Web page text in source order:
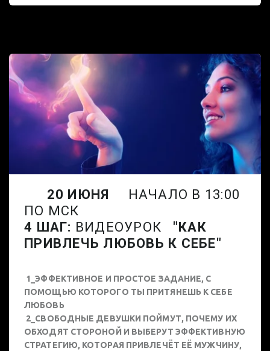
20 ИЮНЯ НАЧАЛО В 13:00
ПО МСК
4 ШАГ: ВИДЕОУРОК "КАК
ПРИВЛЕЧЬ ЛЮБОВЬ К СЕБЕ"
1_ЭФФЕКТИВНОЕ И ПРОСТОЕ ЗАДАНИЕ, С
ПОМОЩЬЮ КОТОРОГО ТЫ ПРИТЯНЕШЬ К СЕБЕ
ЛЮБОВЬ
2_СВОБОДНЫЕ ДЕВУШКИ ПОЙМУТ, ПОЧЕМУ ИХ
ОБХОДЯТ СТОРОНОЙ И ВЫБЕРУТ ЭФФЕКТИВНУЮ
СТРАТЕГИЮ, КОТОРАЯ ПРИВЛЕЧЁТ ЕЁ МУЖЧИНУ,